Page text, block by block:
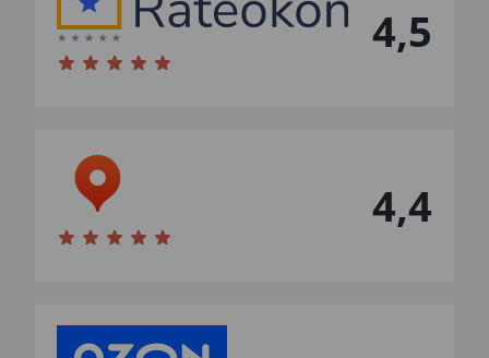
4,5
4,4